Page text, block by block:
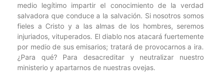
medio legítimo impartir el conocimiento de la verdad
salvadora que conduce a la salvación. Si nosotros somos
fieles a Cristo y a las almas de los hombres, seremos
injuriados, vituperados. El diablo nos atacará fuertemente
por medio de sus emisarios; tratará de provocarnos a ira.
¿Para qué? Para desacreditar y neutralizar nuestro
ministerio y apartarnos de nuestras ovejas.